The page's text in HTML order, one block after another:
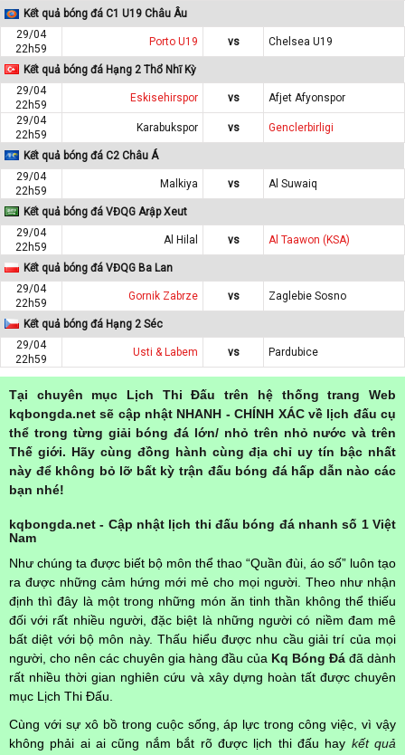
Kết quả bóng đá C1 U19 Châu Âu
29/04
22h59
Porto U19 vs Chelsea U19
Kết quả bóng đá Hạng 2 Thổ Nhĩ Kỳ
29/04
22h59
Eskisehirspor vs
Afjet Afyonspor
29/04
22h59
Karabukspor vs Genclerbirligi
Kết quả bóng đá C2 Châu Á
29/04
22h59
Malkiya vs Al Suwaiq
Kết quả bóng đá VĐQG Arập Xeut
29/04
22h59
Al Hilal vs Al Taawon (KSA)
Kết quả bóng đá VĐQG Ba Lan
29/04
22h59
Gornik Zabrze vs Zaglebie Sosno
Kết quả bóng đá Hạng 2 Séc
29/04
22h59
Usti & Labem vs Pardubice
Tại chuyên mục Lịch Thi Đấu trên hệ thống trang Web
kqbongda.net sẽ cập nhật NHANH - CHÍNH XÁC về lịch đấu cụ
thể trong từng giải bóng đá lớn/ nhỏ trên nhỏ nước và trên
Thế giới. Hãy cùng đồng hành cùng địa chỉ uy tín bậc nhất
này để không bỏ lỡ bất kỳ trận đấu bóng đá hấp dẫn nào các
bạn nhé!
kqbongda.net - Cập nhật lịch thi đấu bóng đá nhanh số 1 Việt
Nam
Như chúng ta được biết bộ môn thể thao “Quần đùi, áo số” luôn tạo
ra được những cảm hứng mới mẻ cho mọi người. Theo như nhận
định thì đây là một trong những món ăn tinh thần không thể thiếu
đối với rất nhiều người, đặc biệt là những người có niềm đam mê
bất diệt với bộ môn này. Thấu hiểu được nhu cầu giải trí của mọi
người, cho nên các chuyên gia hàng đầu của Kq Bóng Đá đã dành
rất nhiều thời gian nghiên cứu và xây dựng hoàn tất được chuyên
mục Lịch Thi Đấu.
Cùng với sự xô bồ trong cuộc sống, áp lực trong công việc, vì vậy
không phải ai ai cũng nắm bắt rõ được lịch thi đấu hay kết quả